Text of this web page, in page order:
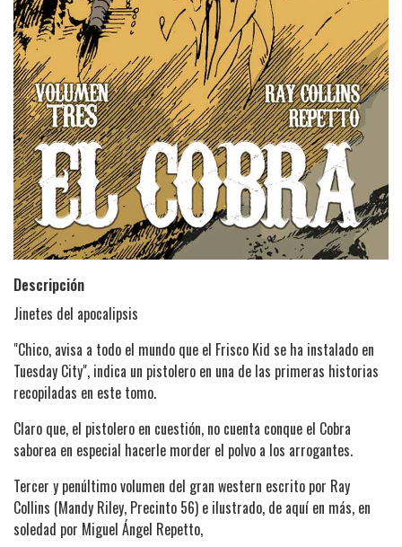
Descripción
Jinetes del apocalipsis
"Chico, avisa a todo el mundo que el Frisco Kid se ha instalado en
Tuesday City", indica un pistolero en una de las primeras historias
recopiladas en este tomo.
Claro que, el pistolero en cuestión, no cuenta conque el Cobra
saborea en especial hacerle morder el polvo a los arrogantes.
Tercer y penúltimo volumen del gran western escrito por Ray
Collins (Mandy Riley, Precinto 56) e ilustrado, de aquí en más, en
soledad por Miguel Ángel Repetto,